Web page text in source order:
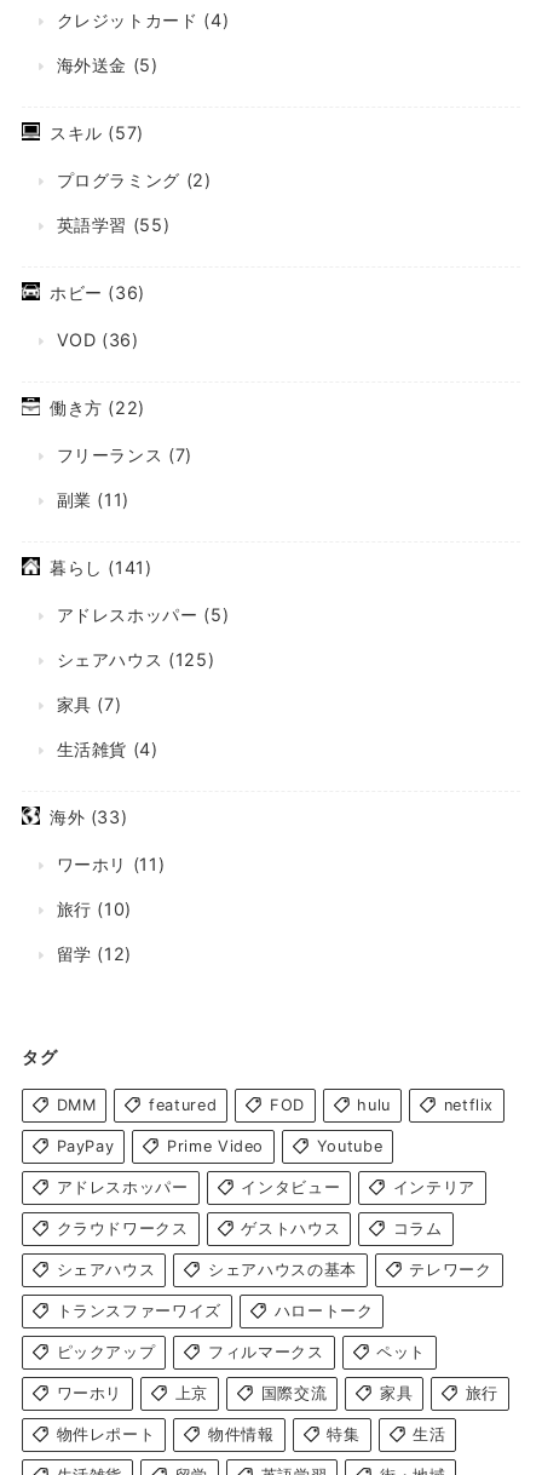
クレジットカード (4)
海外送金 (5)
スキル (57)
プログラミング (2)
英語学習 (55)
ホビー (36)
VOD (36)
働き方 (22)
フリーランス (7)
副業 (11)
暮らし (141)
アドレスホッパー (5)
シェアハウス (125)
家具 (7)
生活雑貨 (4)
海外 (33)
ワーホリ (11)
旅行 (10)
留学 (12)
タグ
DMM featured FOD hulu netflix
PayPay Prime Video Youtube
アドレスホッパー インタビュー インテリア
クラウドワークス ゲストハウス コラム
シェアハウス シェアハウスの基本 テレワーク
トランスファーワイズ ハロートーク
ピックアップ フィルマークス ペット
ワーホリ 上京 国際交流 家具 旅行
物件レポート 物件情報 特集 生活